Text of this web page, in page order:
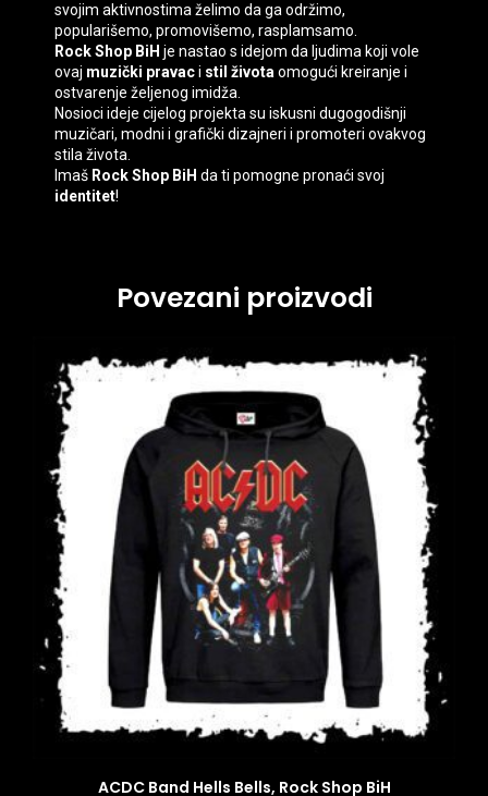
svojim aktivnostima želimo da ga održimo,
popularišemo, promovišemo, rasplamsamo.
Rock Shop BiH je nastao s idejom da ljudima koji vole
ovaj muzički pravaci stil života omogući kreiranje i
ostvarenje željenog imidža.
Nosioci ideje cijelog projekta su iskusni dugogodišnji
muzičari, modni i grafički dizajneri i promoteri ovakvog
stila života.
Imaš Rock Shop BiH da ti pomogne pronaći svoj
identitet!
Povezani proizvodi
ACDC Band Hells Bells, Rock Shop BiH